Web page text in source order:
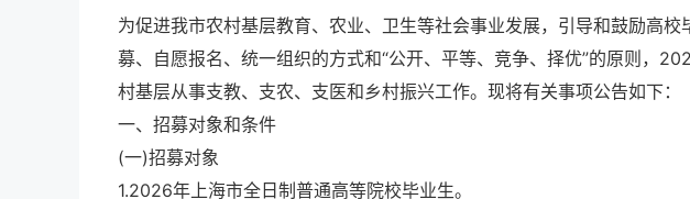
为促进我市农村基层教育、农业、卫生等社会事业发展，引导和鼓励高
募、自愿报名、统一组织的方式和“公开、平等、竞争、择优”的原则，
村基层从事支教、支农、支医和乡村振兴工作。现将有关事项公告如下：
一、招募对象和条件
(一)招募对象
1.2026年上海市全日制普通高等院校毕业生。